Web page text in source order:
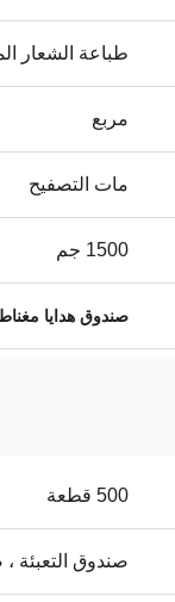
طباعة الشعار
مربع
مات التصفيح
1500 جم
صندوق هدايا
500 قطعة
صندوق التعبئة